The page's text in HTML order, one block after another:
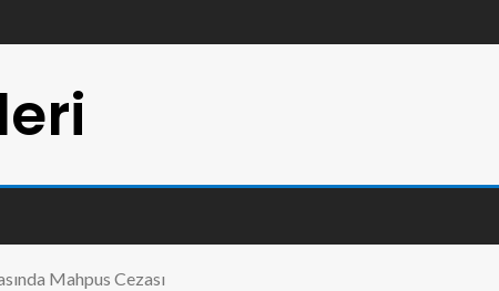
Mahpus Cezası